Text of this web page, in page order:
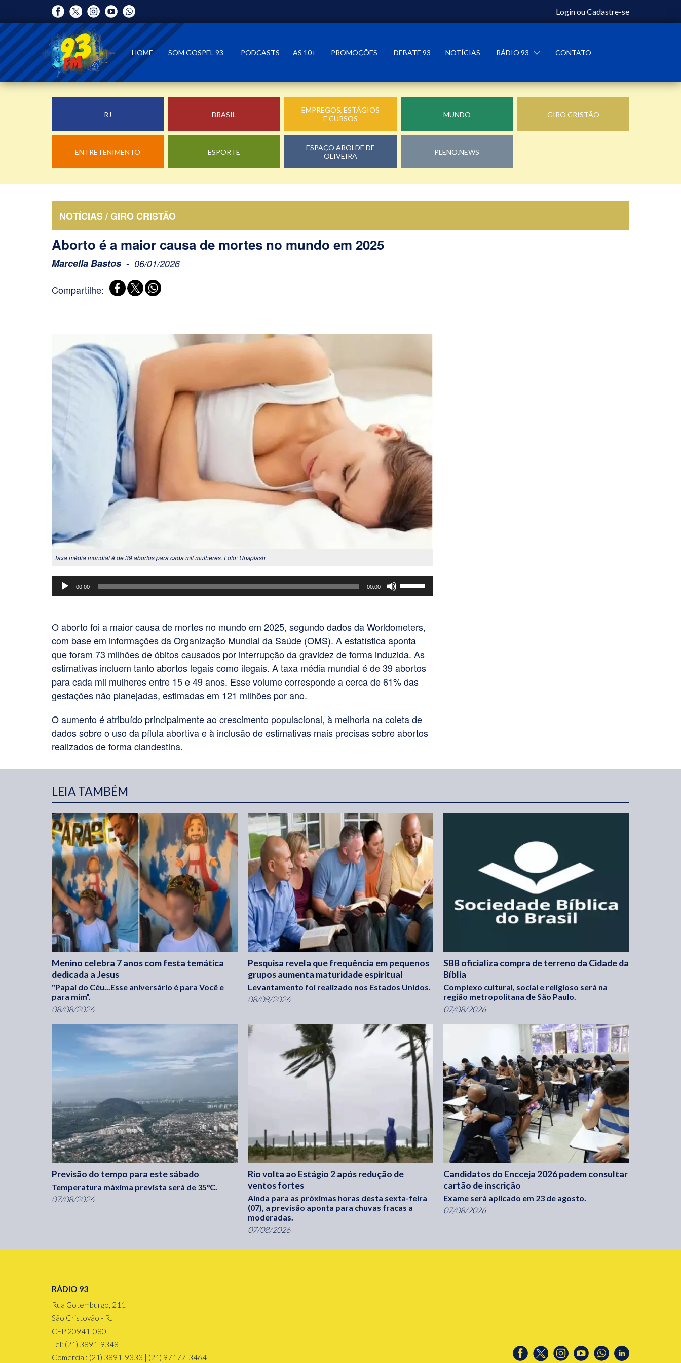
LoginouCadastre-se
HOME SOM GOSPEL 93 PODCASTS AS 10+ PROMOÇÕES DEBATE 93 NOTÍCIAS RÁDIO 93 CONTATO
RJ BRASIL
EMPREGOS, ESTÁGIOS
E CURSOS
MUNDO GIRO CRISTÃO
ENTRETENIMENTO ESPORTE
ESPAÇO AROLDE DE
OLIVEIRA
PLENO.NEWS
NOTÍCIAS / GIRO CRISTÃO
Aborto é a maior causa de mortes no mundo em 2025
Marcella Bastos 06/01/2026
Compartilhe:
Taxa média mundial é de 39 abortos para cada mil mulheres. Foto: Unsplash
Tocador
de
00:00 00:00
Use
as
para
cima
ou
para
baixo
ou
diminuir
O aborto foi a maior causa de mortes no mundo em 2025, segundo dados da Worldometers,
com base em informações da Organização Mundial da Saúde (OMS). A estatística aponta
que foram 73 milhões de óbitos causados por interrupção da gravidez de forma induzida. As
estimativas incluem tanto abortos legais como ilegais. A taxa média mundial é de 39 abortos
para cada mil mulheres entre 15 e 49 anos. Esse volume corresponde a cerca de 61% das
gestações não planejadas, estimadas em 121 milhões por ano.
O aumento é atribuído principalmente ao crescimento populacional, à melhoria na coleta de
dados sobre o uso da pílula abortiva e à inclusão de estimativas mais precisas sobre abortos
realizados de forma clandestina.
LEIA TAMBÉM
Menino celebra 7 anos com festa temática
dedicada a Jesus
"Papai do Céu...Esse aniversário é para Você e
para mim”.
08/08/2026
Pesquisa revela que frequência em pequenos
grupos aumenta maturidade espiritual
Levantamento foi realizado nos Estados Unidos.
08/08/2026
SBB oficializa compra de terreno da Cidade da
Bíblia
Complexo cultural, social e religioso será na
região metropolitana de São Paulo.
07/08/2026
Previsão do tempo para este sábado
Temperatura máxima prevista será de 35°C.
07/08/2026
Rio volta ao Estágio 2 após redução de
ventos fortes
Ainda para as próximas horas desta sexta-feira
(07), a previsão aponta para chuvas fracas a
moderadas.
07/08/2026
Candidatos do Encceja 2026 podem consultar
cartão de inscrição
Exame será aplicado em 23 de agosto.
07/08/2026
RÁDIO 93
Rua Gotemburgo, 211
São Cristovão - RJ
CEP 20941-080
Tel: (21) 3891-9348
Comercial: (21) 3891-9333 | (21) 97177-3464